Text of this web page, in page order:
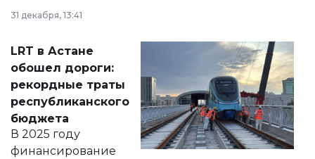
города на 2026–
2028 годы.
документ
появился в базе
нормативных
правовых актов и
на сайте маслихат
города.
31 декабря, 13:41
LRT в Астане
обошел дороги:
рекордные траты
республиканского
бюджета
В 2025 году
финансирование